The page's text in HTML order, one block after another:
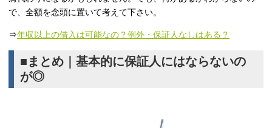
で、全額を念頭に置いて考えて下さい。
⇒年収以上の借入は可能なの？例外・保証人なしはある？
■まとめ｜基本的に保証人にはならないの
が◎